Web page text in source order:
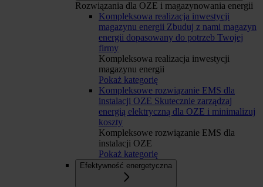
Rozwiązania dla OZE i magazynowania energii
Kompleksowa realizacja inwestycji
magazynu energii Zbuduj z nami magazyn
energii dopasowany do potrzeb Twojej
firmy
Kompleksowa realizacja inwestycji
magazynu energii
Pokaż kategorię
Kompleksowe rozwiązanie EMS dla
instalacji OZE Skutecznie zarządzaj
energią elektryczną dla OZE i minimalizuj
koszty
Kompleksowe rozwiązanie EMS dla
instalacji OZE
Pokaż kategorię
Efektywność energetyczna